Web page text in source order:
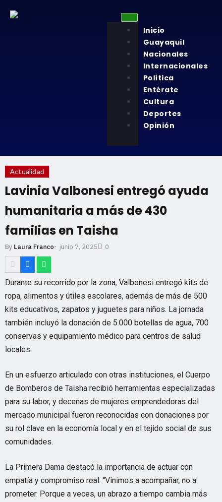
Inicio
Guayaquil
Nacionales
Internacionales
Política
Entérate
Cultura
Deportes
Opinión
Actualidad
Lavinia Valbonesi entregó ayuda
humanitaria a más de 430
familias en Taisha
By Laura Franco- junio 7, 2025 0
Durante su recorrido por la zona, Valbonesi entregó kits de
ropa, alimentos y útiles escolares, además de más de 500
kits educativos, zapatos y juguetes para niños. La jornada
también incluyó la donación de 5.000 botellas de agua, 700
conservas y equipamiento médico para centros de salud
locales.
En un esfuerzo articulado con otras instituciones, el Cuerpo
de Bomberos de Taisha recibió herramientas especializadas
para su labor, y decenas de mujeres emprendedoras del
mercado municipal fueron reconocidas con donaciones por
su rol clave en la economía local y en el tejido social de sus
comunidades.
La Primera Dama destacó la importancia de actuar con
empatía y compromiso real: “Vinimos a acompañar, no a
prometer. Porque a veces, un abrazo a tiempo cambia más